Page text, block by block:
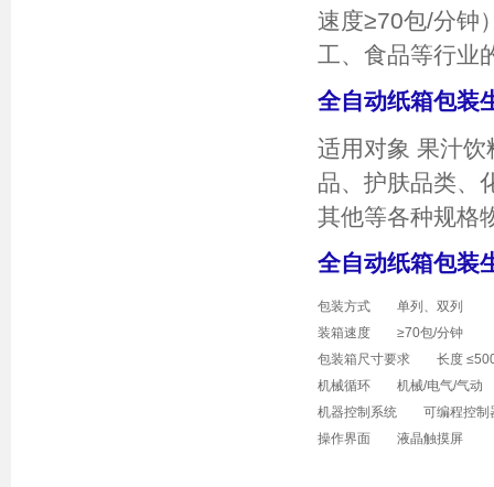
速度≥70包/分钟
工、食品等行业
全自动纸箱包装
适用对象 果汁
品、护肤品类、
其他等各种规格
全自动纸箱包装
包装方式 单列、双列
装箱速度 ≥70包/分钟
包装箱尺寸要求 长度
机械循环 机械/电气/气动
机器控制系统 可编程控制
操作界面 液晶触摸屏